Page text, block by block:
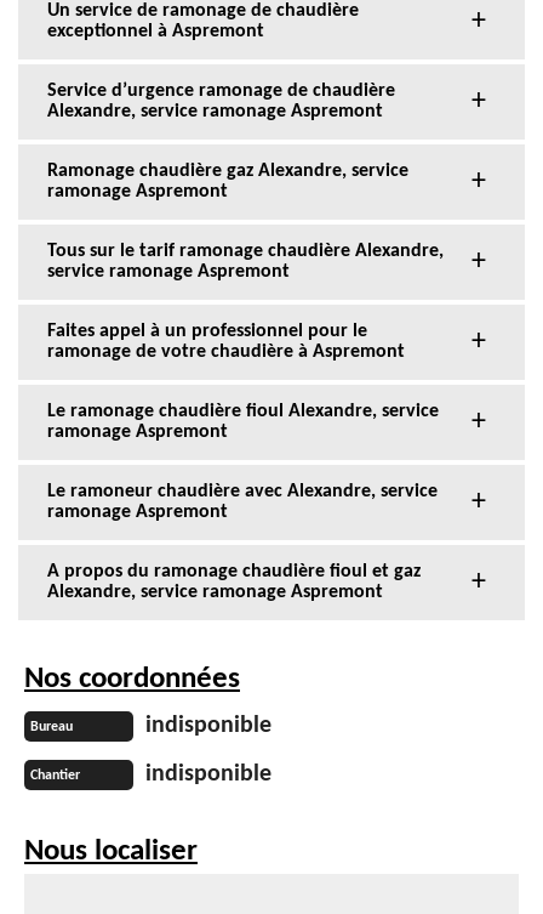
Un service de ramonage de chaudière
exceptionnel à Aspremont
Service d’urgence ramonage de chaudière
Alexandre, service ramonage Aspremont
Ramonage chaudière gaz Alexandre, service
ramonage Aspremont
Tous sur le tarif ramonage chaudière Alexandre,
service ramonage Aspremont
Faites appel à un professionnel pour le
ramonage de votre chaudière à Aspremont
Le ramonage chaudière fioul Alexandre, service
ramonage Aspremont
Le ramoneur chaudière avec Alexandre, service
ramonage Aspremont
A propos du ramonage chaudière fioul et gaz
Alexandre, service ramonage Aspremont
Nos coordonnées
Bureau indisponible
Chantier indisponible
Nous localiser